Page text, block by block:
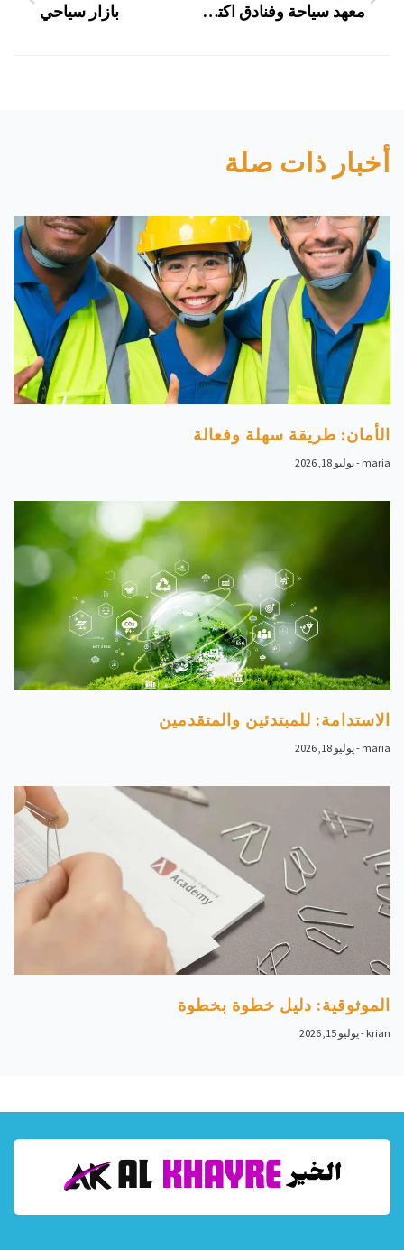
معهد سياحة وفنادق اكتوبر بازار سياحي
أخبار ذات صلة
الأمان: طريقة سهلة وفعالة
maria يوليو 18, 2026
الاستدامة: للمبتدئين والمتقدمين
maria يوليو 18, 2026
الموثوقية: دليل خطوة بخطوة
krian يوليو 15, 2026